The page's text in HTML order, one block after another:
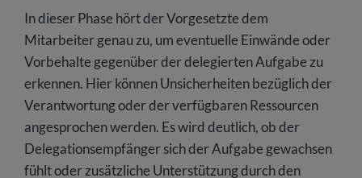
In dieser Phase hört der Vorgesetzte dem
Mitarbeiter genau zu, um eventuelle Einwände oder
Vorbehalte gegenüber der delegierten Aufgabe zu
erkennen. Hier können Unsicherheiten bezüglich der
Verantwortung oder der verfügbaren Ressourcen
angesprochen werden. Es wird deutlich, ob der
Delegationsempfänger sich der Aufgabe gewachsen
fühlt oder zusätzliche Unterstützung durch den